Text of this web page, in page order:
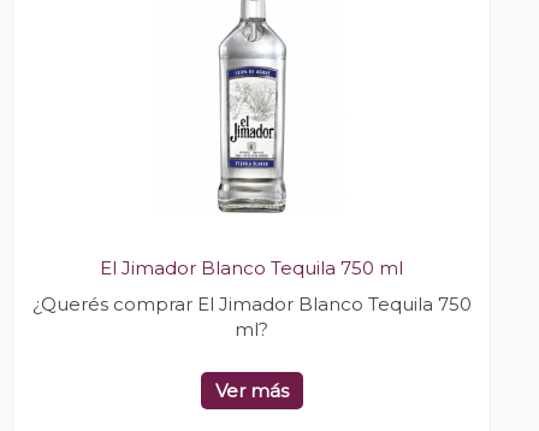
El Jimador Blanco Tequila 750 ml
¿Querés comprar El Jimador Blanco Tequila 750
ml?
Ver más